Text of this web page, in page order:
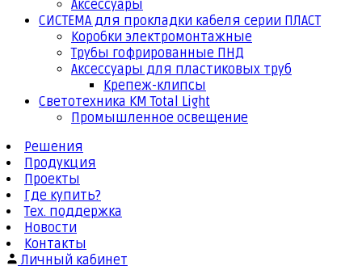
Аксессуары
СИСТЕМА для прокладки кабеля серии ПЛАСТ
Коробки электромонтажные
Трубы гофрированные ПНД
Аксессуары для пластиковых труб
Крепеж-клипсы
Светотехника КМ Total Light
Промышленное освещение
Решения
Продукция
Проекты
Где купить?
Тех. поддержка
Новости
Контакты
Личный кабинет